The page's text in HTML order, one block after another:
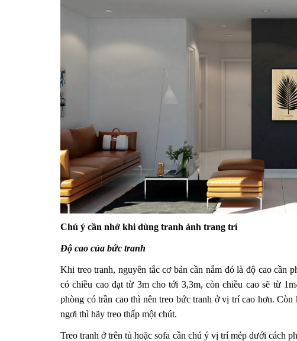
Chú ý cần nhớ khi dùng tranh ảnh trang trí
Độ cao của bức tranh
Khi treo tranh, nguyên tắc cơ bản cần nắm đó là độ cao cần
có chiều cao đạt từ 3m cho tới 3,3m, còn chiều cao sẽ từ
phòng có trần cao thì nên treo bức tranh ở vị trí cao hơn.
ngơi thì hãy treo thấp một chút.
Treo tranh ở trên tủ hoặc sofa cần chú ý vị trí mép dưới cách